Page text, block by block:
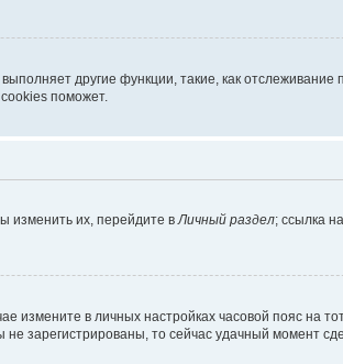
другие функции, такие, как
поможет.
изменить их, перейдите в Личный раздел; ссылка
в личных настройках часовой пояс на
зарегистрированы, то сейчас удачный момент